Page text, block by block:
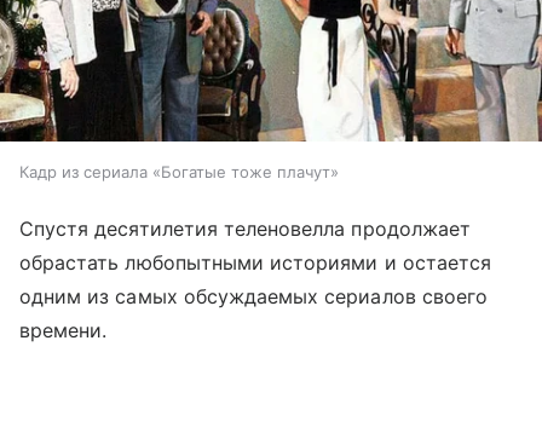
Кадр из сериала «Богатые тоже плачут»
Спустя десятилетия теленовелла продолжает
обрастать любопытными историями и остается
одним из самых обсуждаемых сериалов своего
времени.